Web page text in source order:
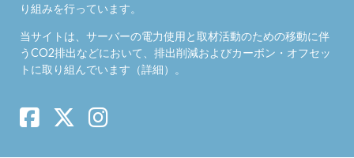
り組みを行っています。
当サイトは、サーバーの電力使用と取材活動のための移動に伴
うCO2排出などにおいて、排出削減およびカーボン・オフセッ
トに取り組んでいます（詳細）。